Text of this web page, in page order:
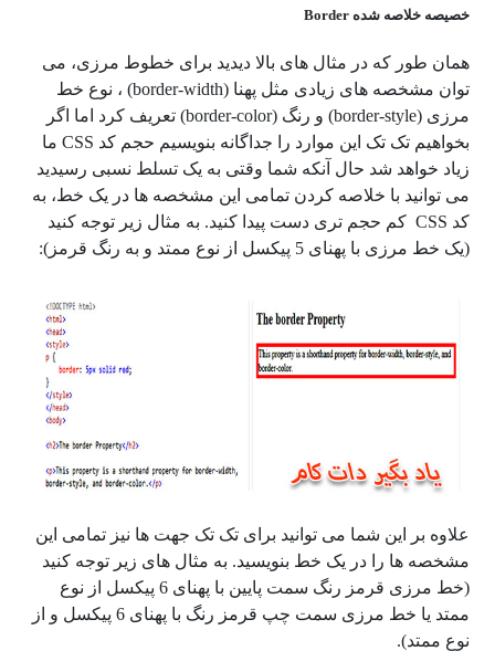
خصیصه خلاصه شده Border
همان طور که در مثال های بالا دیدید برای خطوط مرزی، می
توان مشخصه های زیادی مثل پهنا (border-width) ، نوع خط
مرزی (border-style) و رنگ (border-color) تعریف کرد اما اگر
بخواهیم تک تک این موارد را جداگانه بنویسیم حجم کد CSS ما
زیاد خواهد شد حال آنکه شما وقتی به یک تسلط نسبی رسیدید
می توانید با خلاصه کردن تمامی این مشخصه ها در یک خط، به
کد CSS کم حجم تری دست پیدا کنید. به مثال زیر توجه کنید
(یک خط مرزی با پهنای 5 پیکسل از نوع ممتد و به رنگ قرمز):
علاوه بر این شما می توانید برای تک تک جهت ها نیز تمامی این
مشخصه ها را در یک خط بنویسید. به مثال های زیر توجه کنید
(خط مرزی قرمز رنگ سمت پایین با پهنای 6 پیکسل از نوع
ممتد یا خط مرزی سمت چپ قرمز رنگ با پهنای 6 پیکسل و از
نوع ممتد).